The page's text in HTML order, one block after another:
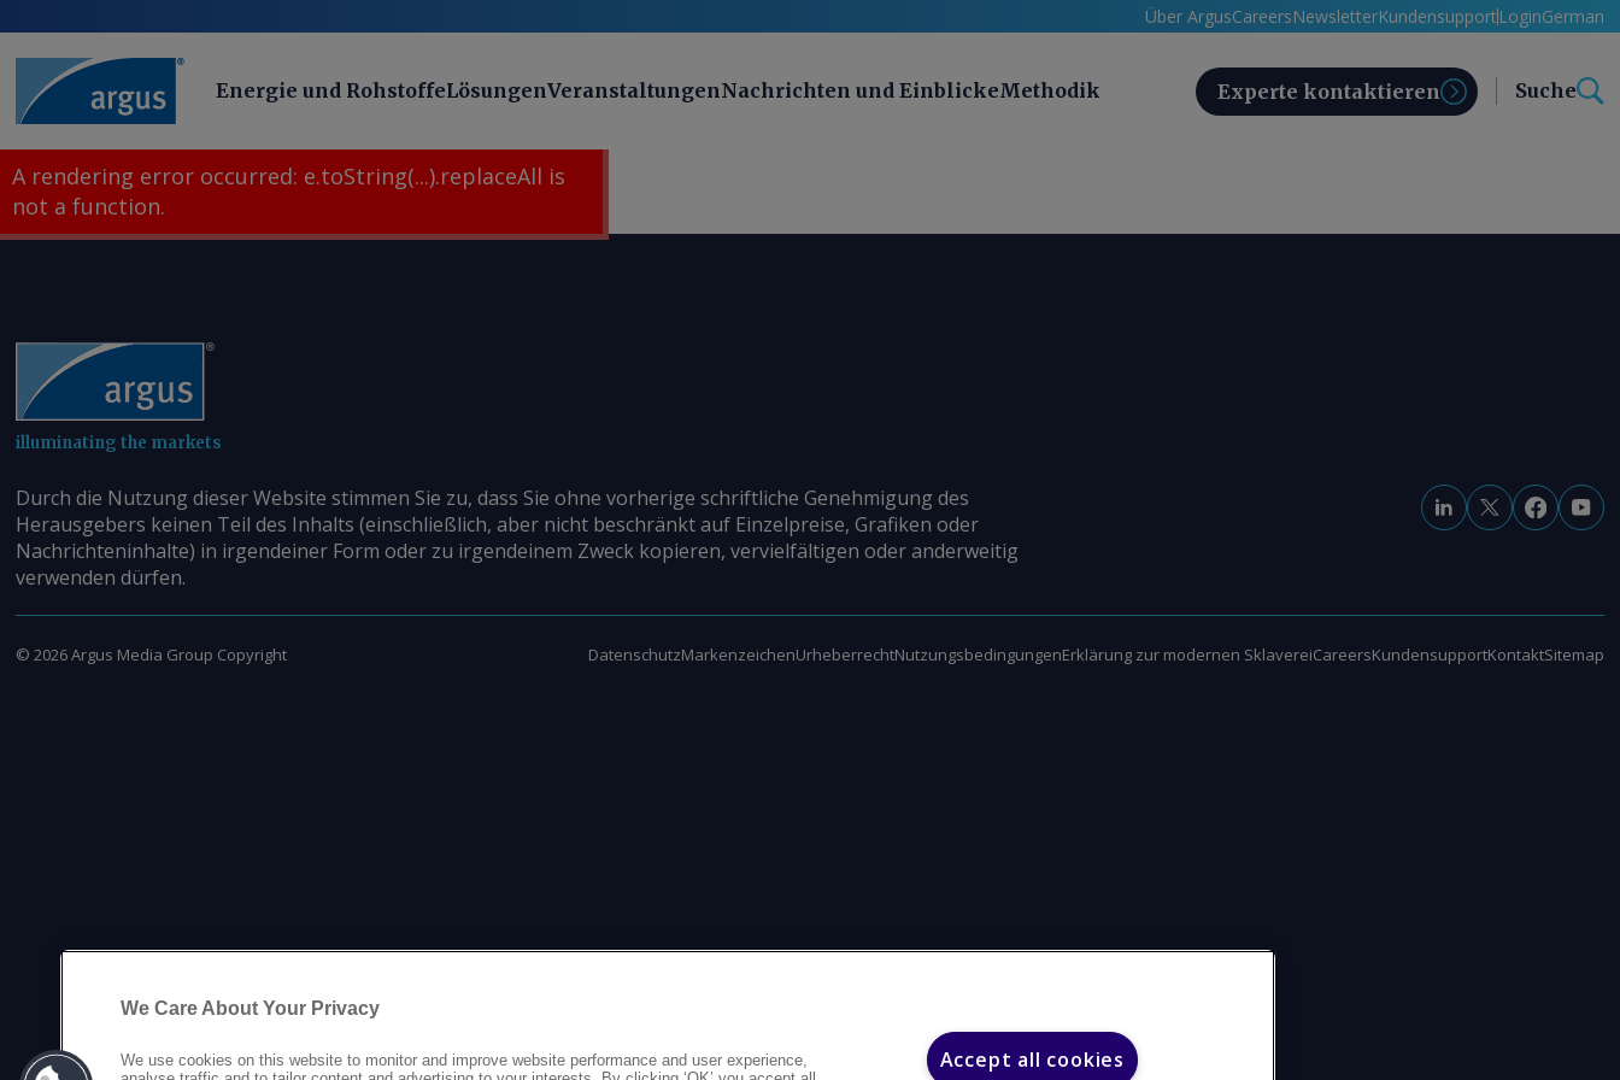
Über ArgusCareersNewsletterKundensupport LoginGerman
Energie und RohstoffeLösungenVeranstaltungenNachrichten und EinblickeMethodik Experte kontaktieren Suche
A rendering error occurred: e.toString(...).replaceAll is
not a function.
illuminating the markets
Durch die Nutzung dieser Website stimmen Sie zu, dass Sie ohne vorherige schriftliche Genehmigung des
Herausgebers keinen Teil des Inhalts (einschließlich, aber nicht beschränkt auf Einzelpreise, Grafiken oder
Nachrichteninhalte) in irgendeiner Form oder zu irgendeinem Zweck kopieren, vervielfältigen oder anderweitig
verwenden dürfen.
© 2026Argus Media Group Copyright DatenschutzMarkenzeichenUrheberrechtNutzungsbedingungenErklärung zur modernen SklavereiCareersKundensupportKontaktSitemap
We Care About Your Privacy
We use cookies on this website to monitor and improve website performance and user experience,
Accept all cookies